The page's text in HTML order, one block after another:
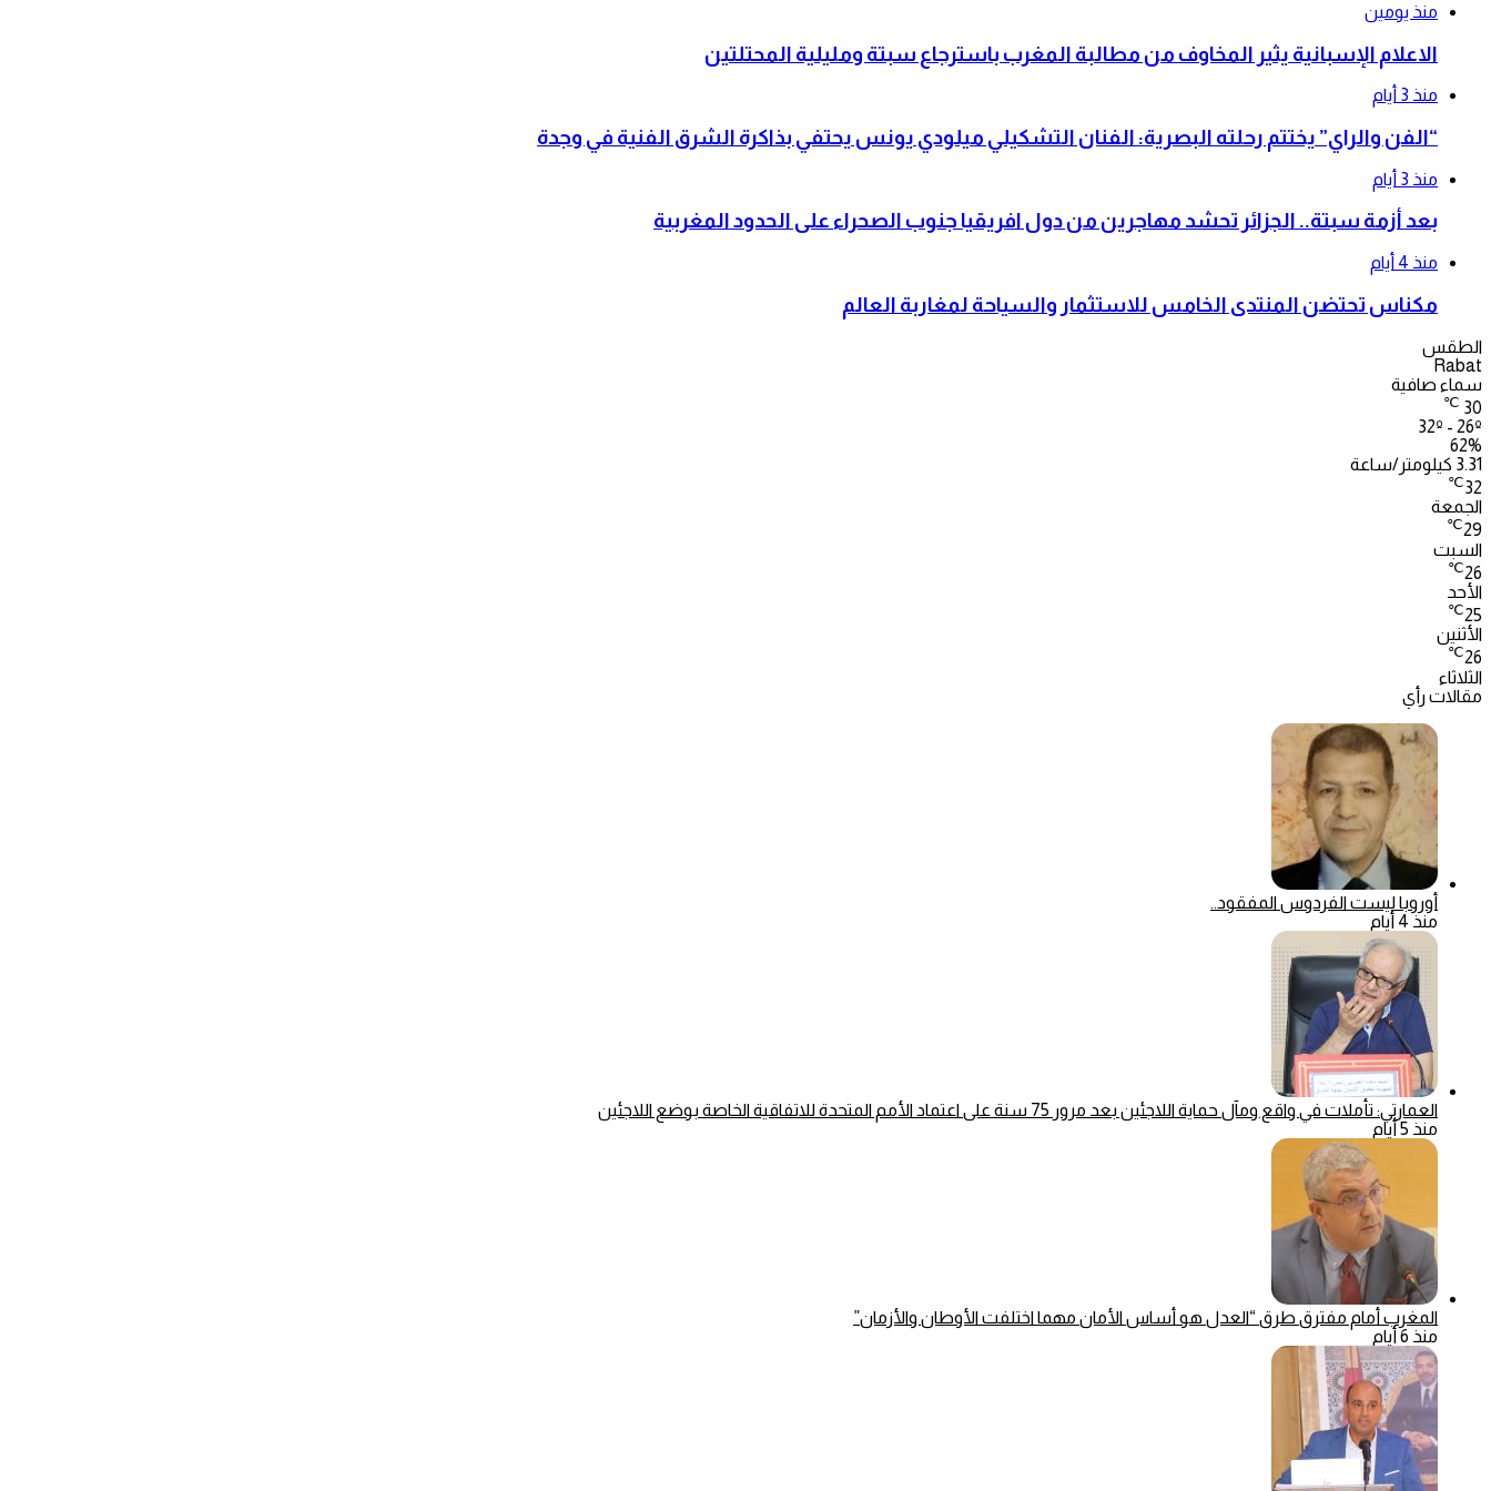
منذ يومين
الاعلام الإسبانية يثير المخاوف من مطالبة المغرب باسترجاع سبتة ومليلية المحتلتين
منذ 3 أيام
“الفن والراي” يختتم رحلته البصرية: الفنان التشكيلي ميلودي يونس يحتفي بذاكرة الشرق الفنية في وجدة
منذ 3 أيام
بعد أزمة سبتة.. الجزائر تحشد مهاجرين من دول افريقيا جنوب الصحراء على الحدود المغربية
منذ 4 أيام
مكناس تحتضن المنتدى الخامس للاستثمار والسياحة لمغاربة العالم
الطقس
Rabat
سماء صافية
30
℃
32º - 26º
62%
3.31 كيلومتر/ساعة
32
℃
الجمعة
29
℃
السبت
26
℃
الأحد
25
℃
الأثنين
26
℃
الثلاثاء
مقالات رأي
أوروبا ليست الفردوس المفقود..
منذ 4 أيام
العمارتي: تأملات في واقع ومآل حماية اللاجئين بعد مرور 75 سنة على اعتماد الأمم المتحدة للاتفاقية الخاصة بوضع اللاجئين
منذ 5 أيام
المغرب أمام مفترق طرق “العدل هو أساس الأمان مهما اختلفت الأوطان والأزمان”
منذ 6 أيام